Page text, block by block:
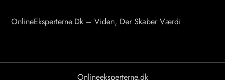
OnlineEksperterne.dk – Viden, Der Skaber Værdi
Onlineeksperterne.dk